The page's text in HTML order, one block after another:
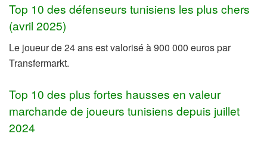
Top 10 des défenseurs tunisiens les plus chers
(avril 2025)
Le joueur de 24 ans est valorisé à 900 000 euros par
Transfermarkt.
Top 10 des plus fortes hausses en valeur
marchande de joueurs tunisiens depuis juillet
2024